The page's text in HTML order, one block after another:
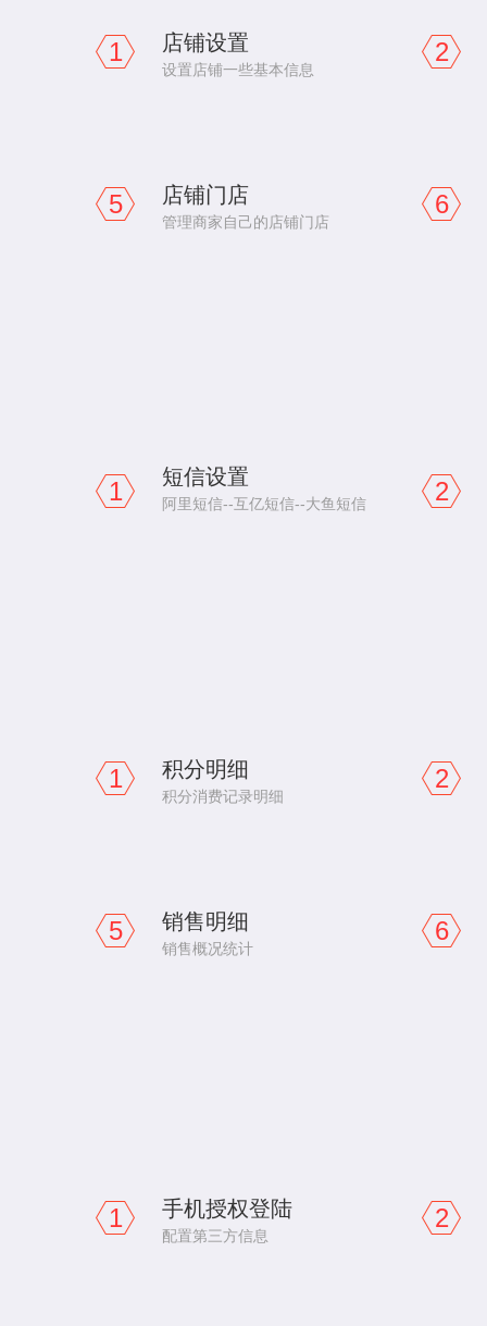
1 店铺设置
设置店铺一些基本信息
2
5 店铺门店
管理商家自己的店铺门店
6
1 短信设置
阿里短信--互亿短信--大鱼短信 2
1 积分明细
积分消费记录明细
2
5 销售明细
销售概况统计
6
1 手机授权登陆
配置第三方信息
2